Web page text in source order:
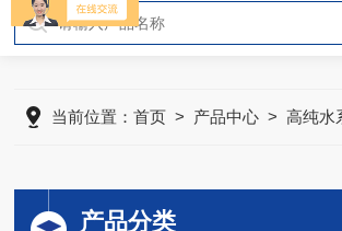
当前位置：首页 > 产品中心 >高纯水
产品分类